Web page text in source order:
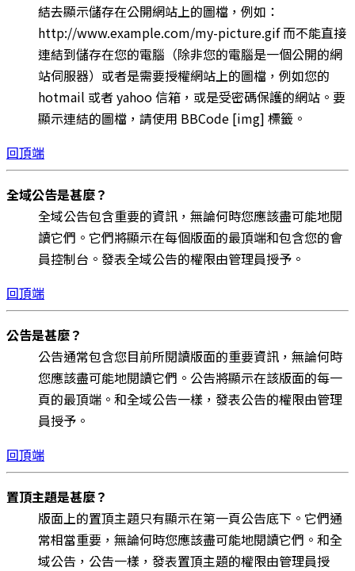
結去顯示儲存在公開網站上的圖檔，例如：
http://www.example.com/my-picture.gif 而不能直接
連結到儲存在您的電腦（除非您的電腦是一個公開的網
站伺服器）或者是需要授權網站上的圖檔，例如您的
hotmail 或者 yahoo 信箱，或是受密碼保護的網站。要
顯示連結的圖檔，請使用 BBCode [img] 標籤。
回頂端
全域公告是甚麼？
全域公告包含重要的資訊，無論何時您應該盡可能地閱
讀它們。它們將顯示在每個版面的最頂端和包含您的會
員控制台。發表全域公告的權限由管理員授予。
回頂端
公告是甚麼？
公告通常包含您目前所閱讀版面的重要資訊，無論何時
您應該盡可能地閱讀它們。公告將顯示在該版面的每一
頁的最頂端。和全域公告一樣，發表公告的權限由管理
員授予。
回頂端
置頂主題是甚麼？
版面上的置頂主題只有顯示在第一頁公告底下。它們通
常相當重要，無論何時您應該盡可能地閱讀它們。和全
域公告，公告一樣，發表置頂主題的權限由管理員授